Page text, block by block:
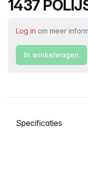
1437
Log in om meer
In winkelwagen
Selecteer een tabblad